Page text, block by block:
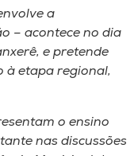
a
– acontece no dia
e pretende
à etapa regional,
o ensino
nas discussões